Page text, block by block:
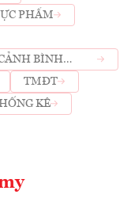
PHẨM
BÌNH
TMĐT
KÊ